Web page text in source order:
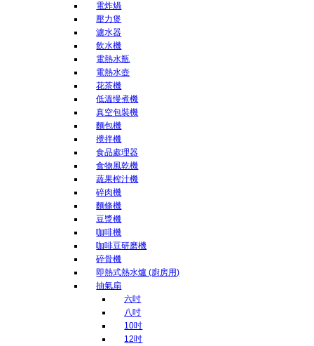
電炸煱
壓力煲
濾水器
飲水機
電熱水瓶
電熱水壺
花茶機
低溫慢煮機
真空包裝機
麵包機
攪拌機
食品處理器
食物風乾機
蔬果榨汁機
碎肉機
麵條機
豆漿機
咖啡機
咖啡豆研磨機
碎骨機
即熱式熱水爐 (廚房用)
抽氣扇
六吋
八吋
10吋
12吋